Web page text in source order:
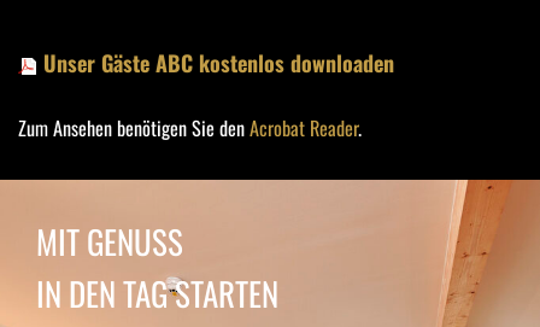
Unser Gäste ABC kostenlos downloaden
Zum Ansehen benötigen Sie denAcrobat Reader.
MIT GENUSS
IN DEN TAG STARTEN